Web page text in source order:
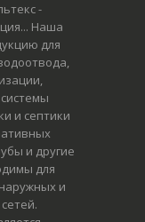
-
Наша
для
и септики
и другие
для
и